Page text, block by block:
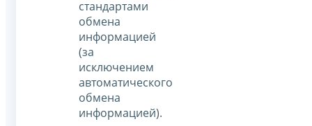
стандартами
обмена
информацией
(за
исключением
автоматического
обмена
информацией).